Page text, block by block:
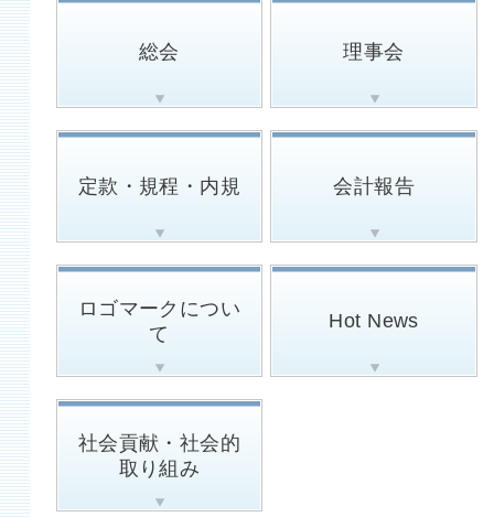
総会 理事会
定款・規程・内規 会計報告
ロゴマークについ
て
Hot News
社会貢献・社会的
取り組み